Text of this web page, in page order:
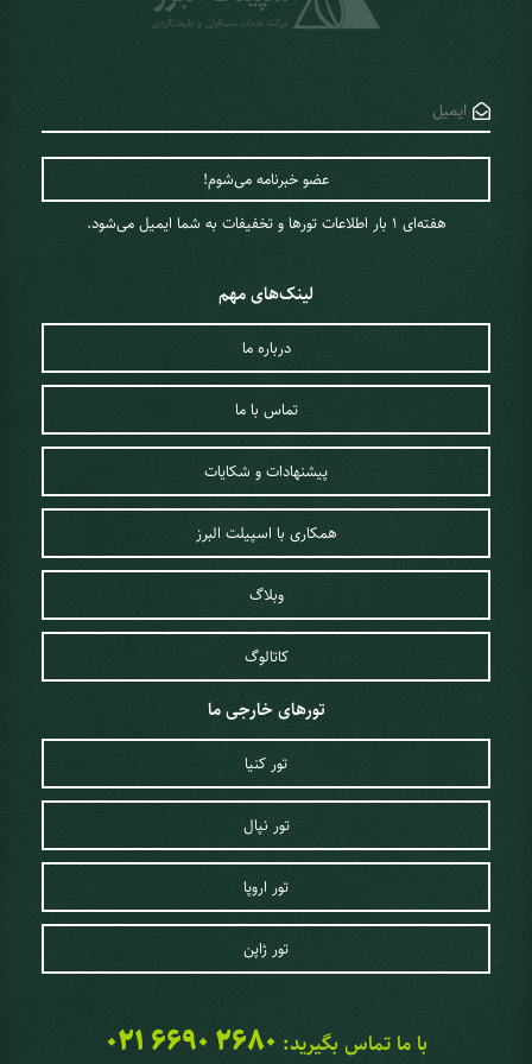
خواهید بود که تجربه جذابی را برای شما به همراه دارد. برای بیشتر
شرایطی ما به شما رزرو تور ژاپن پاییز 1404 را پیشنهاد می‌کنیم. برای سفر
به ژاپن در فصل زمستان نیز می‌توانید با پرداخت هزینه کمتر برای رزرو
هتل‌ها، تجربه آب‌تنی در چشمه‌های آب‌گرم را نیز به دست بیاورید.
به‌طورکلی شرایط ژاپن برای سفر در فصل‌های مختلف به صورت زیر است:
زمستان: سرد و برفی است و شرایط مناسبی را برای ورزش‌های
زمستانی در اختیار گردشگران قرار می‌دهد. هزینه تور ژاپن در این
فصل از سایر فصل‌ها کمتر است
در این فصل وجود برگ‌های رنگارنگ پاییزی منظره‌ای
مسحورکننده را به وجود می‌آورد که می‌توانید در آب‌وهوایی معتدل از
آن‌ها بازدید کنید
تابستان:به دلیل رطوبت بالا و گرمای زیاد توریست‌های خاصی در این
فصل ژاپن را انتخاب می‌کنند؛ اما بیشترین فستیوال‌های ژاپن در این
فصل برگزار می‌شوند
هوای خنک، بارش استاندارد، رشد شکوفه‌های گیلاس و برگزاری
جشنواره‌های بهاری تقاضا برای رزرو تور ژاپن در بهار را افزایش داده
خدمات اختصاصی اسپیلت البرز برای تور
هفته‌ای 1 ‌بار اطلاعات تورها و تخفیفات به شما ایمیل می‌شود.
لینک‌های مهم
درباره ما
تماس با ما
پیشنهادات و شکایات
همکاری با اسپیلت البرز
وبلاگ
کاتالوگ
تورهای خارجی ما
تور کنیا
تور نپال
تور اروپا
تور ژاپن
با ما تماس بگیرید: 021 6690 2680